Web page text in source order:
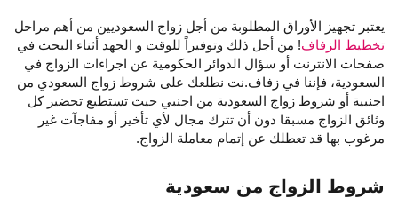
يعتبر تجهيز الأوراق المطلوبة من أجل زواج السعوديين من أهم مراحل
تخطيط الزفاف! من أجل ذلك وتوفيراً للوقت و الجهد أثناء البحث في
صفحات الانترنت أو سؤال الدوائر الحكومية عن اجراءات الزواج في
السعودية، فإننا في زفاف.نت نطلعك على شروط زواج السعودي من
اجنبية أو شروط زواج السعودية من اجنبي حيث تستطيع تحضير كل
وثائق الزواج مسبقا دون أن تترك مجال لأي تأخير أو مفاجآت غير
مرغوب بها قد تعطلك عن إتمام معاملة الزواج.
شروط الزواج من سعودية